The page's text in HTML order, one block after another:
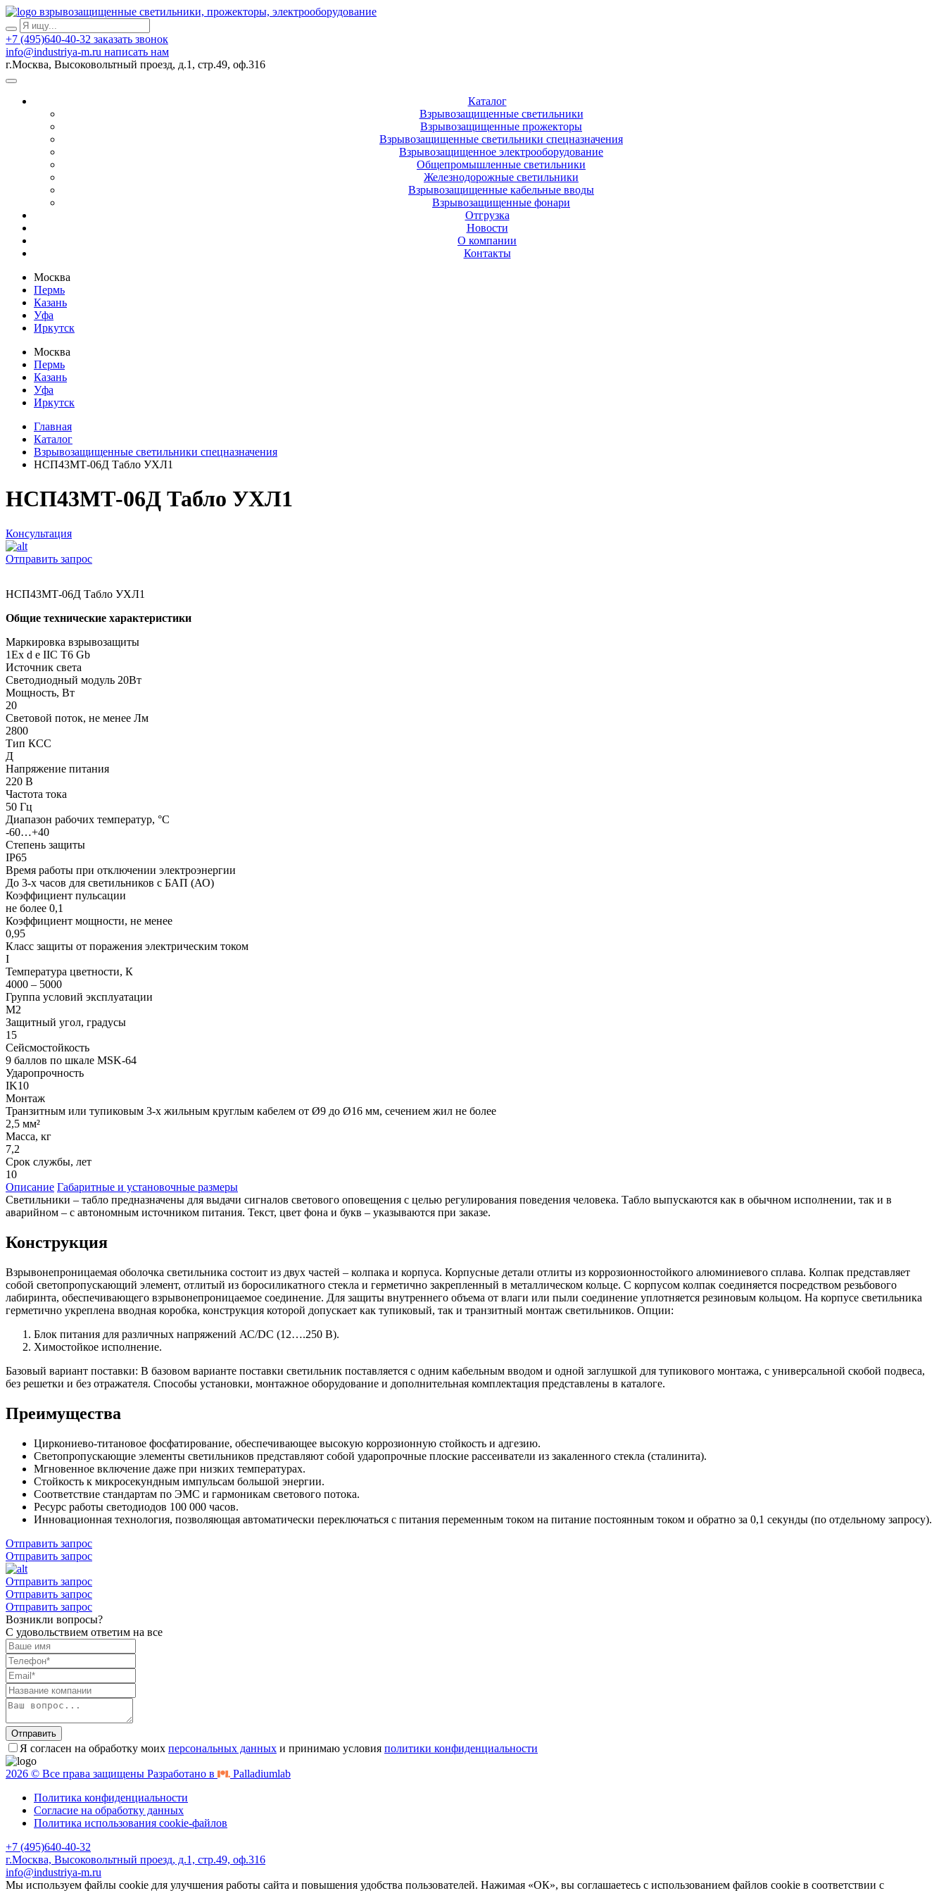
взрывозащищенные светильники, прожекторы, электрооборудование
+7 (495)640-40-32 заказать звонок
info@industriya-m.ru написать нам
г.Москва, Высоковольтный проезд, д.1, стр.49, оф.316
Каталог
Взрывозащищенные светильники
Взрывозащищенные прожекторы
Взрывозащищенные светильники спецназначения
Взрывозащищенное электрооборудование
Общепромышленные светильники
Железнодорожные светильники
Взрывозащищенные кабельные вводы
Взрывозащищенные фонари
Отгрузка
Новости
О компании
Контакты
Москва
Пермь
Казань
Уфа
Иркутск
Москва
Пермь
Казань
Уфа
Иркутск
Главная
Каталог
Взрывозащищенные светильники спецназначения
НСП43МТ-06Д Табло УХЛ1
НСП43МТ-06Д Табло УХЛ1
Консультация
Отправить запрос
НСП43МТ-06Д Табло УХЛ1
Общие технические характеристики
Маркировка взрывозащиты
1Ех d е IIC T6 Gb
Источник света
Светодиодный модуль 20Вт
Мощность, Вт
20
Световой поток, не менее Лм
2800
Тип КСС
Д
Напряжение питания
220 В
Частота тока
50 Гц
Диапазон рабочих температур, °С
-60…+40
Степень защиты
IP65
Время работы при отключении электроэнергии
До 3-х часов для светильников с БАП (АО)
Коэффициент пульсации
не более 0,1
Коэффициент мощности, не менее
0,95
Класс защиты от поражения электрическим током
I
Температура цветности, К
4000 – 5000
Группа условий эксплуатации
М2
Защитный угол, градусы
15
Сейсмостойкость
9 баллов по шкале МSK-64
Ударопрочность
IK10
Монтаж
Транзитным или тупиковым 3-х жильным круглым кабелем от Ø9 до Ø16 мм, сечением жил не более
2,5 мм²
Масса, кг
7,2
Срок службы, лет
10
Описание Габаритные и установочные размеры
Светильники – табло предназначены для выдачи сигналов светового оповещения с целью регулирования поведения человека. Табло выпускаются как в обычном исполнении, так и в
аварийном – с автономным источником питания. Текст, цвет фона и букв – указываются при заказе.
Конструкция
Взрывонепроницаемая оболочка светильника состоит из двух частей – колпака и корпуса. Корпусные детали отлиты из коррозионностойкого алюминиевого сплава. Колпак представляет
собой светопропускающий элемент, отлитый из боросиликатного стекла и герметично закрепленный в металлическом кольце. С корпусом колпак соединяется посредством резьбового
лабиринта, обеспечивающего взрывонепроницаемое соединение. Для защиты внутреннего объема от влаги или пыли соединение уплотняется резиновым кольцом. На корпусе светильника
герметично укреплена вводная коробка, конструкция которой допускает как тупиковый, так и транзитный монтаж светильников. Опции:
Блок питания для различных напряжений АС/DC (12….250 В).
Химостойкое исполнение.
Базовый вариант поставки: В базовом варианте поставки светильник поставляется с одним кабельным вводом и одной заглушкой для тупикового монтажа, с универсальной скобой подвеса,
без решетки и без отражателя. Способы установки, монтажное оборудование и дополнительная комплектация представлены в каталоге.
Преимущества
Циркониево-титановое фосфатирование, обеспечивающее высокую коррозионную стойкость и адгезию.
Светопропускающие элементы светильников представляют собой ударопрочные плоские рассеиватели из закаленного стекла (сталинита).
Мгновенное включение даже при низких температурах.
Стойкость к микросекундным импульсам большой энергии.
Соответствие стандартам по ЭМС и гармоникам светового потока.
Ресурс работы светодиодов 100 000 часов.
Инновационная технология, позволяющая автоматически переключаться с питания переменным током на питание постоянным током и обратно за 0,1 секунды (по отдельному запросу).
Отправить запрос
Отправить запрос
Отправить запрос
Отправить запрос
Отправить запрос
Возникли вопросы?
С удовольствием ответим на все
Отправить
Я согласен на обработку моих персональных данных и принимаю условия политики конфиденциальности
2026 © Все права защищены Разработано в
Palladiumlab
Политика конфиденциальности
Согласие на обработку данных
Политика использования cookie-файлов
+7 (495)640-40-32
г.Москва, Высоковольтный проезд, д.1, стр.49, оф.316
info@industriya-m.ru
Мы используем файлы cookie для улучшения работы сайта и повышения удобства пользователей. Нажимая «ОК», вы соглашаетесь с использованием файлов cookie в соответствии с